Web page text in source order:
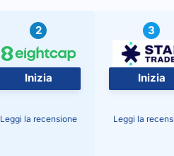
2
Inizia
Leggi la recensione
3
Inizia
Leggi la